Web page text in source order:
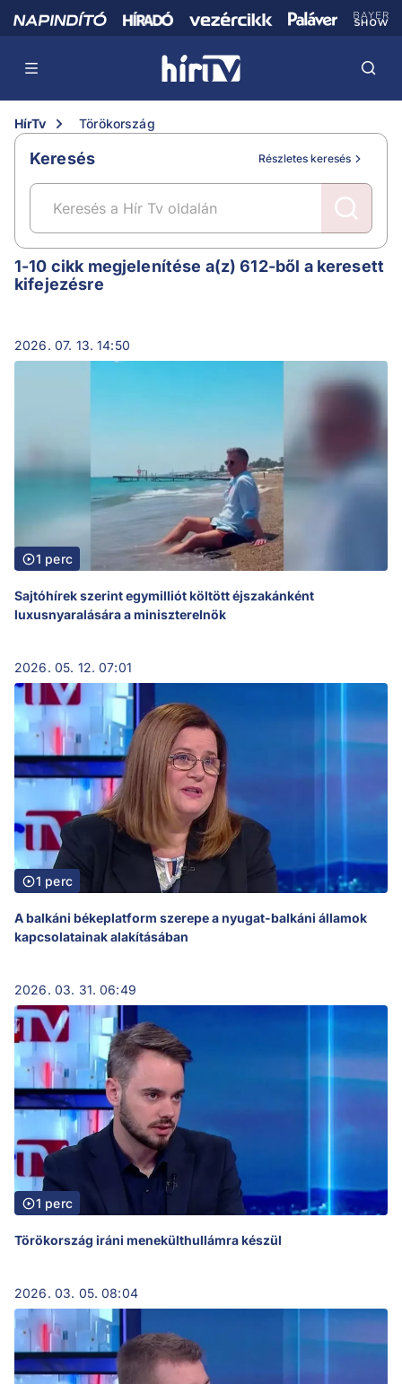
HírTv Törökország
Keresés Részletes keresés
Törökország
1-10 cikk megjelenítése a(z) 612-ből a keresett
kifejezésre
2026. 07. 13. 14:50
1 perc
Sajtóhírek szerint egymilliót költött éjszakánként
luxusnyaralására a miniszterelnök
2026. 05. 12. 07:01
1 perc
A balkáni békeplatform szerepe a nyugat-balkáni államok
kapcsolatainak alakításában
2026. 03. 31. 06:49
1 perc
Törökország iráni menekülthullámra készül
2026. 03. 05. 08:04